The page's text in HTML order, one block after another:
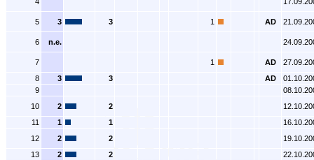
5 3 3 1 AD
6 n.e.
7 1 AD
8
3 3 AD
9
10
2 2
11
1 1
12
2 2
13
2 2